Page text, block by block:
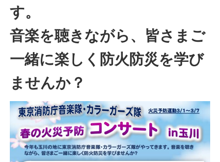
す。
音楽を聴きながら、皆さまご
一緒に楽しく防火防災を学び
ませんか？